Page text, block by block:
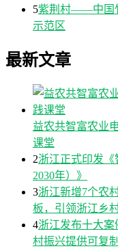
5紫荆村——中国
示范区
最新文章
益农共智富农业
课堂
2浙江正式印发
2030年）》
3浙江新增7个农
板，引领浙江乡
4浙江发布十大
村振兴提供可复